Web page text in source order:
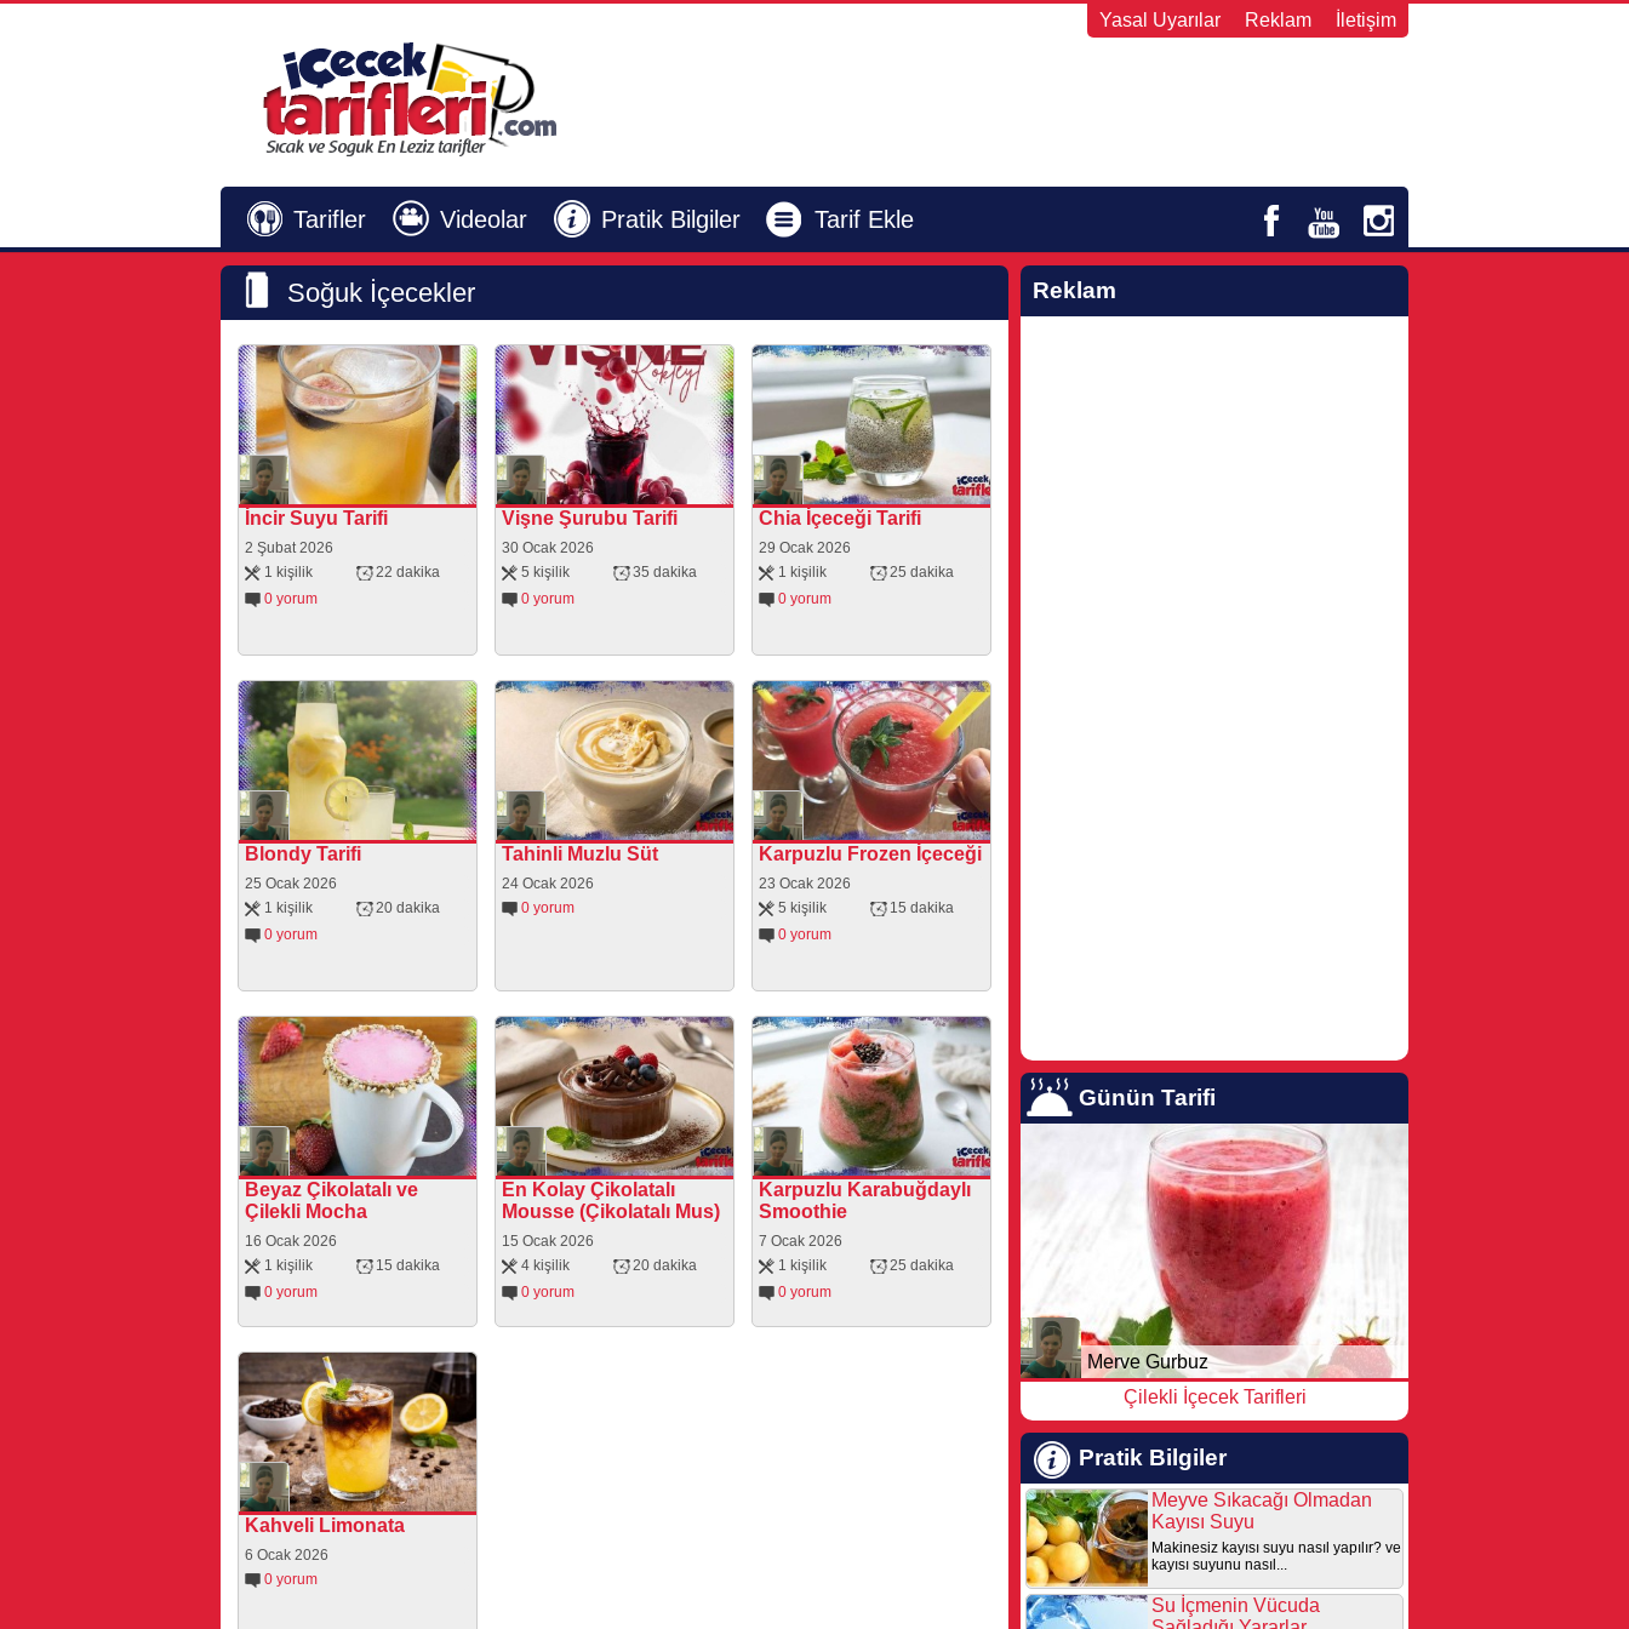
Yasal Uyarılar Reklam İletişim
Tarifler Videolar Pratik Bilgiler Tarif Ekle
Soğuk İçecekler
İncir Suyu Tarifi
2 Şubat 2026
1 kişilik
22 dakika
0 yorum
Vişne Şurubu Tarifi
30 Ocak 2026
5 kişilik
35 dakika
0 yorum
Chia İçeceği Tarifi
29 Ocak 2026
1 kişilik
25 dakika
0 yorum
Blondy Tarifi
25 Ocak 2026
1 kişilik
20 dakika
0 yorum
Tahinli Muzlu Süt
24 Ocak 2026
0 yorum
Karpuzlu Frozen İçeceği
23 Ocak 2026
5 kişilik
15 dakika
0 yorum
Beyaz Çikolatalı ve
Çilekli Mocha
16 Ocak 2026
1 kişilik
15 dakika
0 yorum
En Kolay Çikolatalı
Mousse (Çikolatalı Mus)
15 Ocak 2026
4 kişilik
20 dakika
0 yorum
Karpuzlu Karabuğdaylı
Smoothie
7 Ocak 2026
1 kişilik
25 dakika
0 yorum
Kahveli Limonata
6 Ocak 2026
0 yorum
Reklam
Günün Tarifi
Merve Gurbuz
Çilekli İçecek Tarifleri
Pratik Bilgiler
Meyve Sıkacağı Olmadan
Kayısı Suyu
Makinesiz kayısı suyu nasıl yapılır? ve
kayısı suyunu nasıl...
Su İçmenin Vücuda